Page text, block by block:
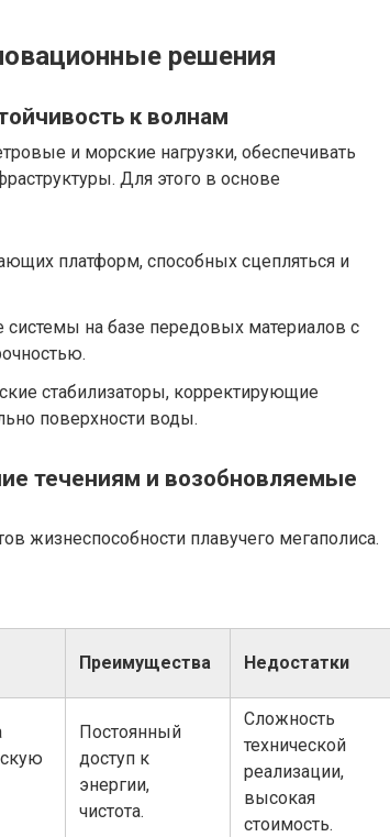
решения
к волнам
и морские нагрузки, обеспечивать
Для этого в основе
платформ, способных сцепляться и
системы на базе передовых материалов с
стабилизаторы, корректирующие
поверхности воды.
течениям и возобновляемые
жизнеспособности плавучего мегаполиса.
Преимущества Недостатки
Постоянный
доступ к
энергии,
чистота.
Сложность
технической
реализации,
высокая
стоимость.